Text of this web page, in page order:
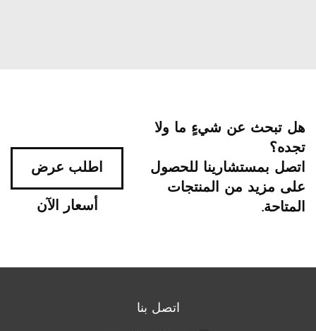
هل تبحث عن شيءٍ ما ولا
تجده؟
اتصل بمستشارينا للحصول
على مزيد من المنتجات
المتاحة.
اطلب عرض
أسعار الآن
اتصل بنا